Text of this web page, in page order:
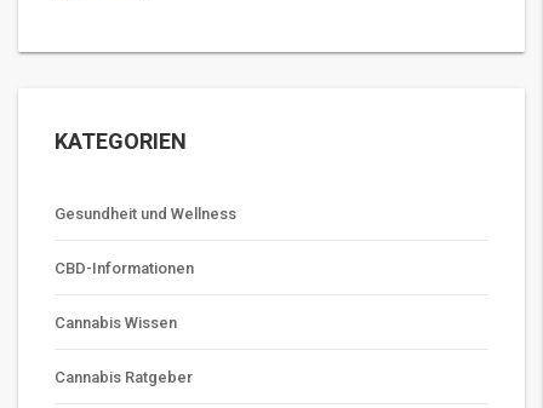
KATEGORIEN
Gesundheit und Wellness
CBD-Informationen
Cannabis Wissen
Cannabis Ratgeber